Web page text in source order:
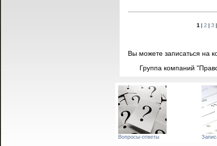
1 | 2 | 3
Вы можете записаться на
Группа компаний
Вопросы-ответы